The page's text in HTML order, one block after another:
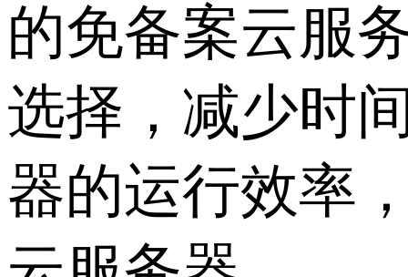
的免备案云服
选择，减少时
器的运行效率